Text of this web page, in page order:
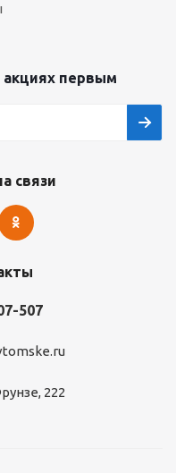
акциях первым
связи
507
222